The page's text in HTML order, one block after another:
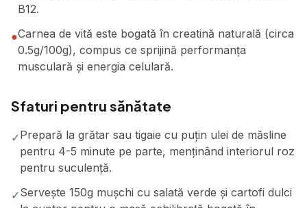
B12.
●Carnea de vită este bogată în creatină naturală (circa
0.5g/100g), compus ce sprijină performanța
musculară și energia celulară.
Sfaturi pentru sănătate
✓Prepară la grătar sau tigaie cu puțin ulei de măsline
pentru 4-5 minute pe parte, menținând interiorul roz
pentru suculență.
✓Servește 150g mușchi cu salată verde și cartofi dulci